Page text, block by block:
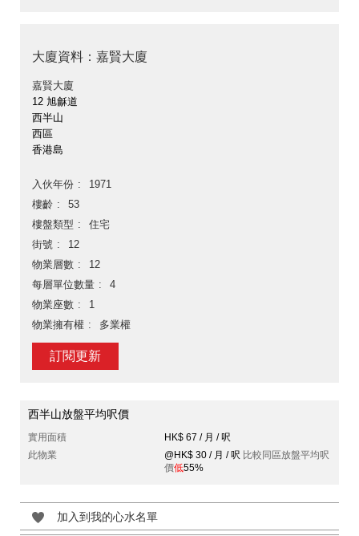
大廈資料：嘉賢大廈
嘉賢大廈
12 旭龢道
西半山
西區
香港島
入伙年份
1971
樓齡
53
樓盤類型
住宅
街號
12
物業層數
12
每層單位數量
4
物業座數
1
物業擁有權
多業權
訂閱更新
西半山放盤平均呎價
實用面積
HK$ 67 / 月 / 呎
此物業
@HK$ 30 / 月 / 呎 比較同區放盤平均呎
價低55%
加入到我的心水名單